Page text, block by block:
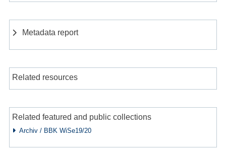
Metadata report
Related resources
Related featured and public collections
Archiv / BBK WiSe19/20